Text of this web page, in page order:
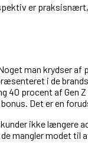
er
man krydser af
i de
40 procent af Gen
Det er en
ikke længere
mangler modet til